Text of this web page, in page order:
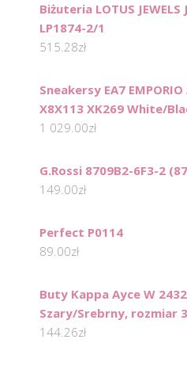
Biżuteria LOTUS JEWELS
LP1874-2/1
515.28zł
Sneakersy EA7
X8X113 XK269 White/
1 029.00zł
G.Rossi 8709B2-6F3-2
149.00zł
Perfect P0114
89.00zł
Buty Kappa Ayce W
Szary/Srebrny, rozmiar
144.26zł